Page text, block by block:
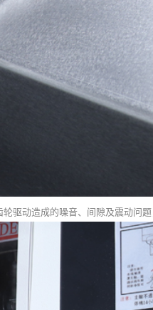
驱动造成的噪音、间隙及震动问